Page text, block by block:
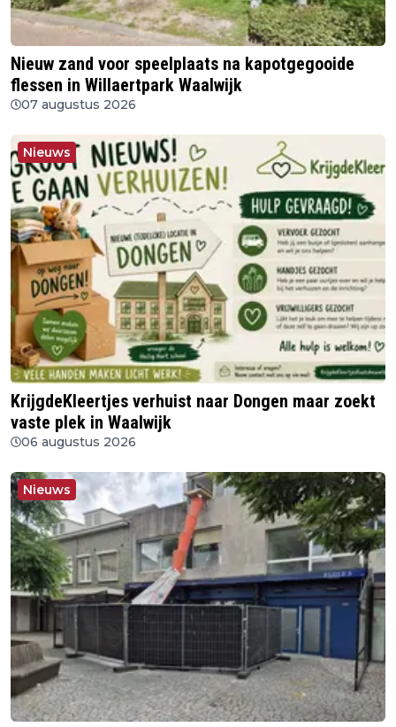
Nieuw zand voor speelplaats na kapotgegooide
flessen in Willaertpark Waalwijk
07 augustus 2026
Nieuws
KrijgdeKleertjes verhuist naar Dongen maar zoekt
vaste plek in Waalwijk
06 augustus 2026
Nieuws